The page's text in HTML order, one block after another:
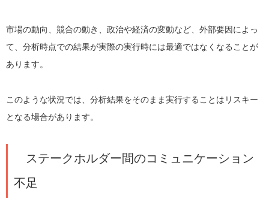
市場の動向、競合の動き、政治や経済の変動など、外部要因によっ
て、分析時点での結果が実際の実行時には最適ではなくなることが
あります。
このような状況では、分析結果をそのまま実行することはリスキー
となる場合があります。
ステークホルダー間のコミュニケーション
不足